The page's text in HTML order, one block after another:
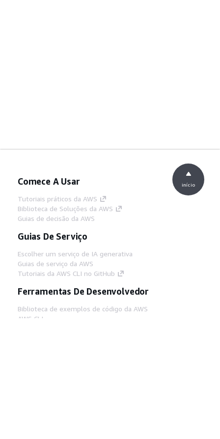
Comece A Usar
Tutoriais práticos da AWS
Biblioteca de Soluções da AWS
Guias de decisão da AWS
Guias De Serviço
Escolher um serviço de IA generativa
Guias de serviço da AWS
Tutoriais da AWS CLI no GitHub
Ferramentas De Desenvolvedor
Biblioteca de exemplos de código da AWS
AWS CLI
início